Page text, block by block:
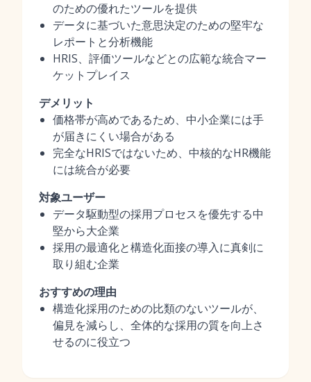
のための優れたツールを提供
データに基づいた意思決定のための堅牢な
レポートと分析機能
HRIS、評価ツールなどとの広範な統合マー
ケットプレイス
デメリット
価格帯が高めであるため、中小企業には手
が届きにくい場合がある
完全なHRISではないため、中核的なHR機能
には統合が必要
対象ユーザー
データ駆動型の採用プロセスを優先する中
堅から大企業
採用の最適化と構造化面接の導入に真剣に
取り組む企業
おすすめの理由
構造化採用のための比類のないツールが、
偏見を減らし、全体的な採用の質を向上さ
せるのに役立つ